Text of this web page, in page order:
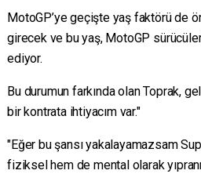
MotoGP’ye geçişte yaş faktörü de
girecek ve bu yaş, MotoGP
ediyor.
Bu durumun farkında olan Toprak,
bir kontrata ihtiyacım var."
"Eğer bu şansı yakalayamazsam
fiziksel hem de mental olarak